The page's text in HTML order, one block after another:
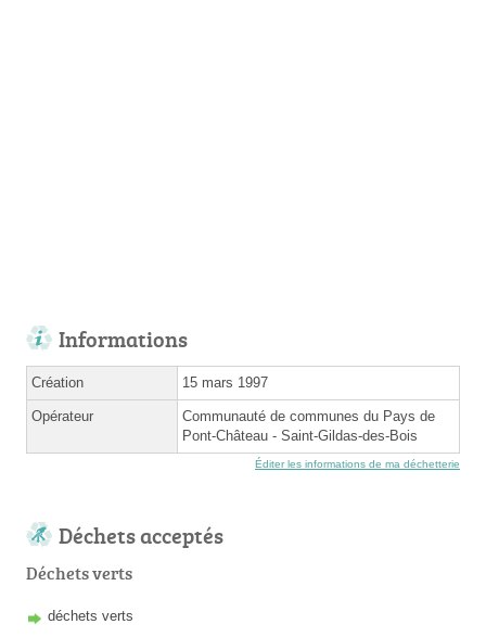
Informations
Création 15 mars 1997
Opérateur
Communauté de communes du Pays de
Pont-Château - Saint-Gildas-des-Bois
Éditer les informations de ma déchetterie
Déchets acceptés
Déchets verts
déchets verts